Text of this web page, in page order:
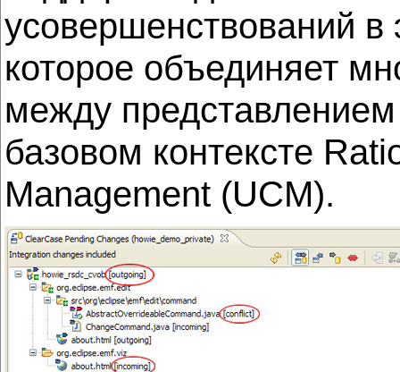
усовершенствований в
которое объединяет
между
базовом контексте
Management (UCM).